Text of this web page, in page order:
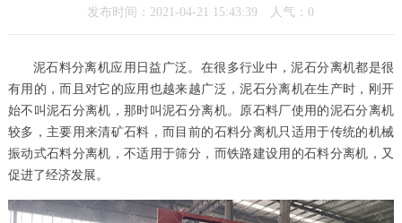
发布时间：2021-04-21 15:43:39 人气： 0
泥石料分离机应用日益广泛。在很多行业中，泥石分离机都是很
有用的，而且对它的应用也越来越广泛，泥石分离机在生产时，刚开
始不叫泥石分离机，那时叫泥石分离机。原石料厂使用的泥石分离机
较多，主要用来清矿石料，而目前的石料分离机只适用于传统的机械
振动式石料分离机，不适用于筛分，而铁路建设用的石料分离机，又
促进了经济发展。